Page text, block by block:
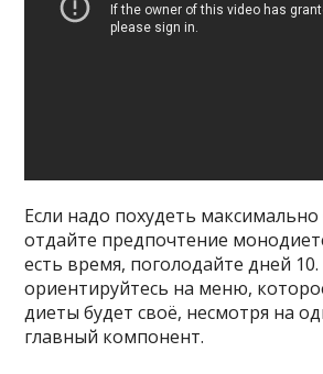
Если надо похудеть
отдайте предпочтение
есть время, поголодайте дней
ориентируйтесь на меню,
диеты будет своё, несмотря на
главный компонент.